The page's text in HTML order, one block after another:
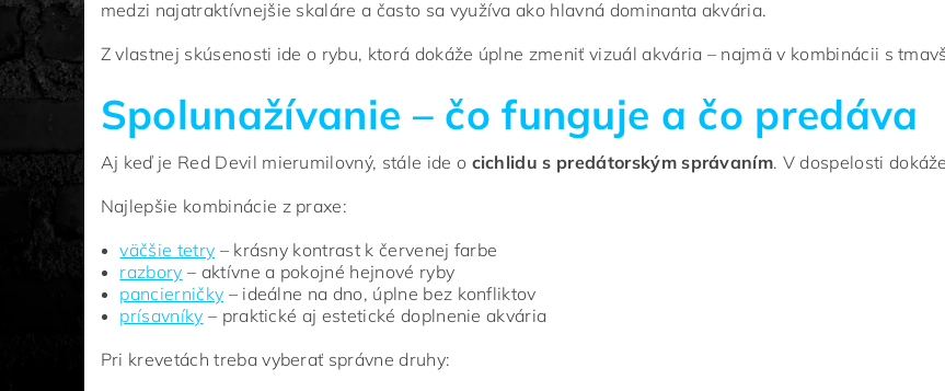
medzi najatraktívnejšie skaláre a často sa využíva ako hlavná dominanta akvária.
Z vlastnej skúsenosti ide o rybu, ktorá dokáže úplne zmeniť vizuál akvária – najmä v kombinácii s
Spolunažívanie – čo funguje a čo predáva
Aj keď je Red Devil mierumilovný, stále ide o cichlidu s predátorským správaním. V dospelosti
Najlepšie kombinácie z praxe:
väčšie tetry – krásny kontrast k červenej farbe
razbory – aktívne a pokojné hejnové ryby
pancierničky – ideálne na dno, úplne bez konfliktov
prísavníky – praktické aj estetické doplnenie akvária
Pri krevetách treba vyberať správne druhy: